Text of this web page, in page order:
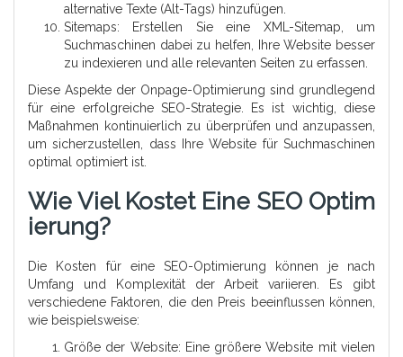
alternative Texte (Alt-Tags) hinzufügen.
Sitemaps: Erstellen Sie eine XML-Sitemap, um
Suchmaschinen dabei zu helfen, Ihre Website besser
zu indexieren und alle relevanten Seiten zu erfassen.
Diese Aspekte der Onpage-Optimierung sind grundlegend
für eine erfolgreiche SEO-Strategie. Es ist wichtig, diese
Maßnahmen kontinuierlich zu überprüfen und anzupassen,
um sicherzustellen, dass Ihre Website für Suchmaschinen
optimal optimiert ist.
Wie Viel Kostet Eine SEO Optim
Ierung?
Die Kosten für eine SEO-Optimierung können je nach
Umfang und Komplexität der Arbeit variieren. Es gibt
verschiedene Faktoren, die den Preis beeinflussen können,
wie beispielsweise:
Größe der Website: Eine größere Website mit vielen